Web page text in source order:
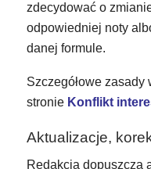
zdecydować o
odpowiedniej noty
danej formule.
Szczegółowe zasady
stronie Konflikt
Aktualizacje,
Redakcja dopuszcza